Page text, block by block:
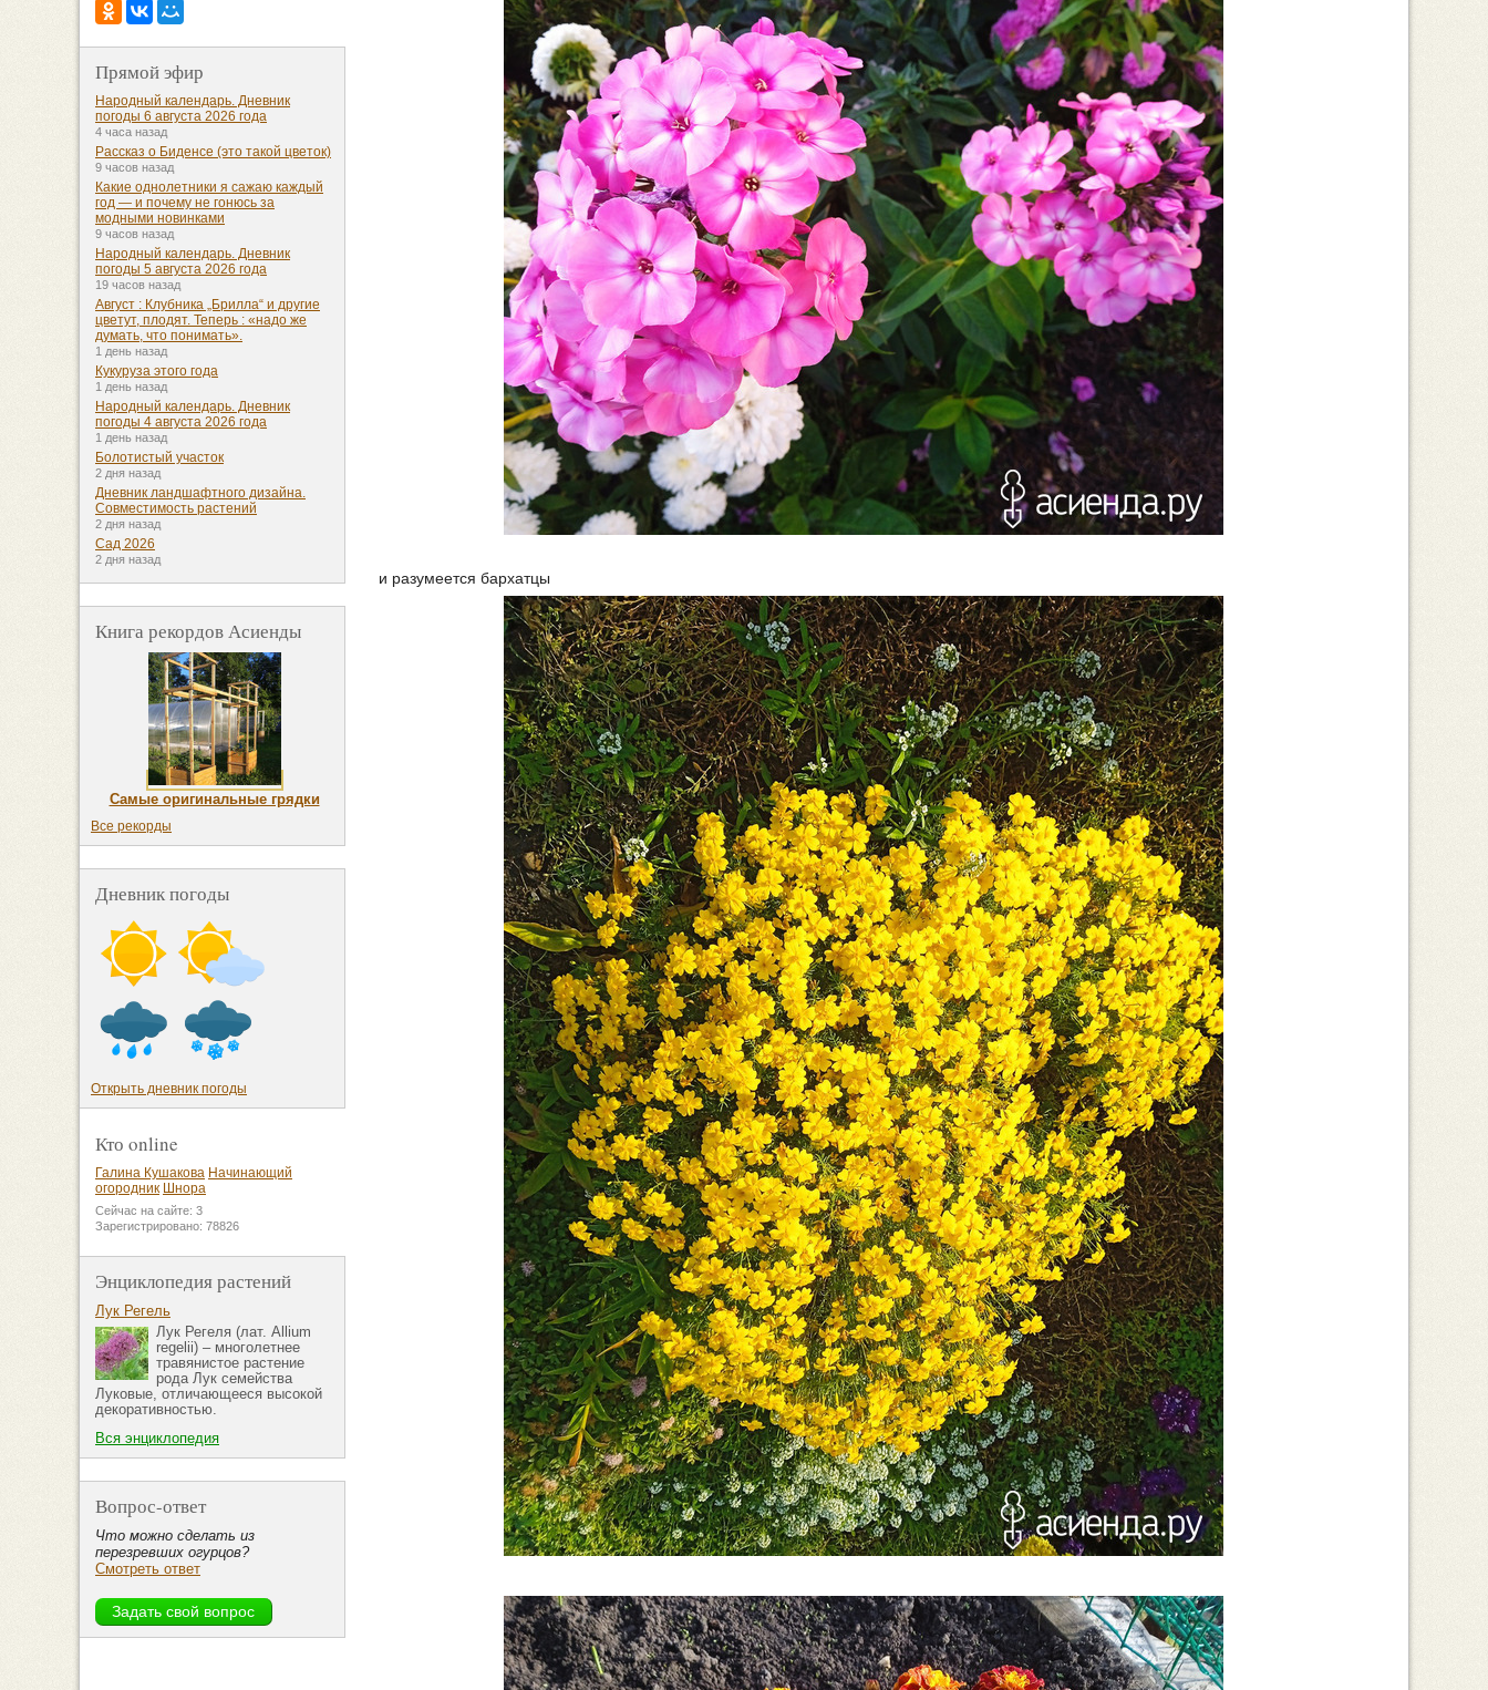
и разумеется бархатцы
Прямой эфир
Народный календарь. Дневник
погоды 6 августа 2026 года
4 часа назад
Рассказ о Биденсе (это такой цветок)
9 часов назад
Какие однолетники я сажаю каждый
год — и почему не гонюсь за
модными новинками
9 часов назад
Народный календарь. Дневник
погоды 5 августа 2026 года
19 часов назад
Август : Клубника „Брилла“ и другие
цветут, плодят. Теперь : «надо же
думать, что понимать».
1 день назад
Кукуруза этого года
1 день назад
Народный календарь. Дневник
погоды 4 августа 2026 года
1 день назад
Болотистый участок
2 дня назад
Дневник ландшафтного дизайна.
Совместимость растений
2 дня назад
Сад 2026
2 дня назад
Книга рекордов Асиенды
Самые оригинальные грядки
Все рекорды
Дневник погоды
Открыть дневник погоды
Кто online
Галина Кушакова Начинающий
огородник Шнора
Сейчас на сайте: 3
Зарегистрировано: 78826
Энциклопедия растений
Лук Регель
Лук Регеля (лат. Allium
regelii) – многолетнее
травянистое растение
рода Лук семейства
Луковые, отличающееся высокой
декоративностью.
Вся энциклопедия
Вопрос-ответ
Что можно сделать из
перезревших огурцов?
Смотреть ответ